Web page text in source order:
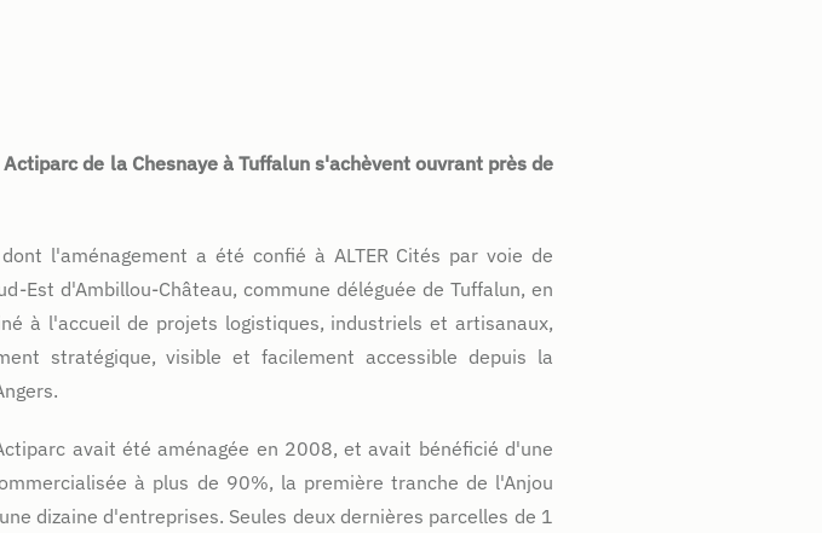
de la Chesnaye à Tuffalun s'achèvent ouvrant près de
l'aménagement a été confié à ALTER Cités par voie de
Est d'Ambillou-Château, commune déléguée de Tuffalun, en
à l'accueil de projets logistiques, industriels et artisanaux,
stratégique, visible et facilement accessible depuis la
avait été aménagée en 2008, et avait bénéficié d'une
à plus de 90%, la première tranche de l'Anjou
dizaine d'entreprises. Seules deux dernières parcelles de 1